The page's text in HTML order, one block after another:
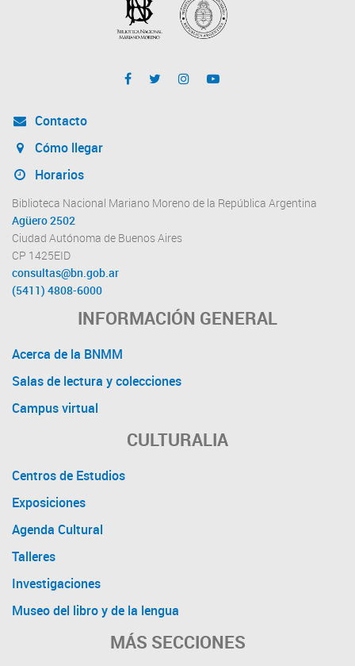
Contacto
Cómo llegar
Horarios
Biblioteca Nacional Mariano Moreno de la República Argentina
Agüero 2502
Ciudad Autónoma de Buenos Aires
CP 1425EID
consultas@bn.gob.ar
(5411) 4808-6000
INFORMACIÓN GENERAL
Acerca de la BNMM
Salas de lectura y colecciones
Campus virtual
CULTURALIA
Centros de Estudios
Exposiciones
Agenda Cultural
Talleres
Investigaciones
Museo del libro y de la lengua
MÁS SECCIONES